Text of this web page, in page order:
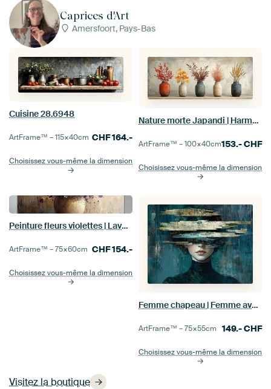
Caprices d'Art
Amersfoort, Pays-Bas
Visitez la boutique
Cuisine 28.6948
ArtFrame™ –115×40cm CHF164.-
Choisissez vous-même la dimension
Nature morte Japandi | Harmonie terrestre
ArtFrame™ –100×40cm153.-CHF
Choisissez vous-même la dimension
Peinture fleurs violettes | Lavande Luxe Eclipse
ArtFrame™ –75×60cm CHF154.-
Choisissez vous-même la dimension
Femme chapeau | Femme avec chapeau
ArtFrame™ –75×55cm 149.-CHF
Choisissez vous-même la dimension